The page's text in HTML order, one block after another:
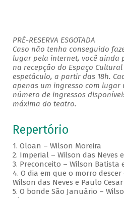
PRÉ-RESERVA ESGOTADA
Caso não tenha conseguido
lugar pela internet, você ainda
na recepção do Espaço Cultural
espetáculo, a partir das 18h.
apenas um ingresso com lugar
número de ingressos
máxima do teatro.
Repertório
1. Oloan – Wilson Moreira
2. Imperial – Wilson das Neves
3. Preconceito – Wilson Batista
4. O dia em que o morro
Wilson das Neves e Paulo
5. O bonde São Januário –